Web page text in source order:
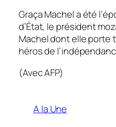
Graça Machel a été
d’État, le président
Machel dont elle porte
héros de
(Avec AFP)
A la Une